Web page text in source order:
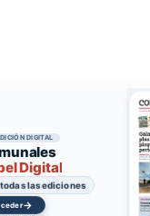
DIGITAL
Digital
todas las ediciones
→